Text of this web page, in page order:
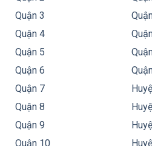
Quận 3
Quận 4
Quận 5
Quận 6
Quận 7
Quận 8
Quận 9
Quận 10